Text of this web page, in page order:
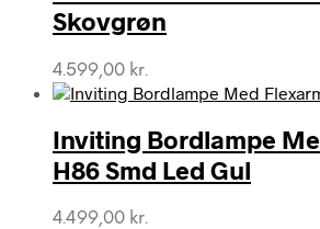
Skovgrøn
4.599,00 kr.
Inviting Bordlampe
H86 Smd Led Gul
4.499,00 kr.